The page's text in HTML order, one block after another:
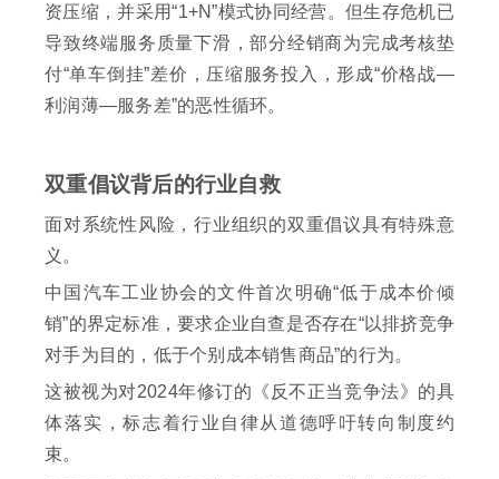
资压缩，并采用“1+N”模式协同经营。但生存危机已
导致终端服务质量下滑，部分经销商为完成考核垫
付“单车倒挂”差价，压缩服务投入，形成“价格战—
利润薄—服务差”的恶性循环。
双重倡议背后的行业自救
面对系统性风险，行业组织的双重倡议具有特殊意
义。
中国汽车工业协会的文件首次明确“低于成本价倾
销”的界定标准，要求企业自查是否存在“以排挤竞争
对手为目的，低于个别成本销售商品”的行为。
这被视为对2024年修订的《反不正当竞争法》的具
体落实，标志着行业自律从道德呼吁转向制度约
束。